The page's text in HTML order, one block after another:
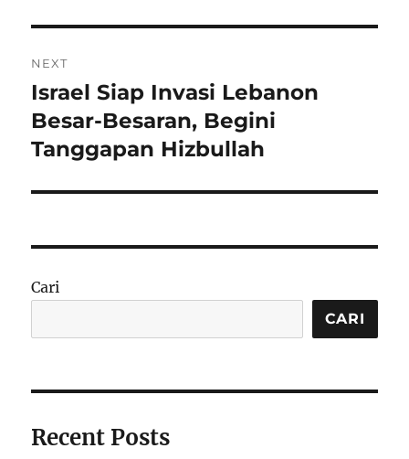
NEXT
Next
post:
Israel Siap Invasi Lebanon
Besar-Besaran, Begini
Tanggapan Hizbullah
Cari
CARI
Recent Posts